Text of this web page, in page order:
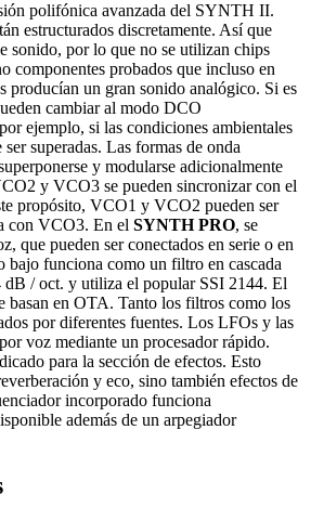
polifónica avanzada del SYNTH II.
estructurados discretamente. Así que
sonido, por lo que no se utilizan chips
componentes probados que incluso en
producían un gran sonido analógico. Si es
cambiar al modo DCO
ejemplo, si las condiciones ambientales
superadas. Las formas de onda
y modularse adicionalmente
y VCO3 se pueden sincronizar con el
propósito, VCO1 y VCO2 pueden ser
con VCO3. En el SYNTH PRO, se
que pueden ser conectados en serie o en
bajo funciona como un filtro en cascada
dB / oct. y utiliza el popular SSI 2144. El
en OTA. Tanto los filtros como los
por diferentes fuentes. Los LFOs y las
voz mediante un procesador rápido.
para la sección de efectos. Esto
y eco, sino también efectos de
incorporado funciona
además de un arpegiador